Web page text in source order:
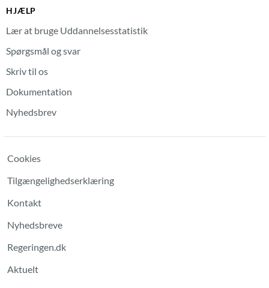
HJÆLP
Lær at bruge Uddannelsesstatistik
Spørgsmål og svar
Skriv til os
Dokumentation
Nyhedsbrev
Cookies
Tilgængelighedserklæring
Kontakt
Nyhedsbreve
Regeringen.dk
Aktuelt